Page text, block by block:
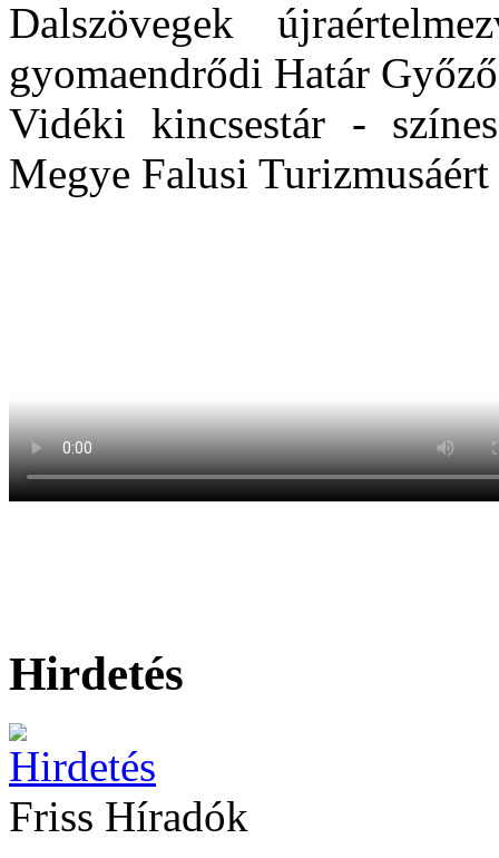
Dalszövegek
gyomaendrődi Határ
Vidéki kincsestár -
Megye Falusi
Hirdetés
Friss Híradók